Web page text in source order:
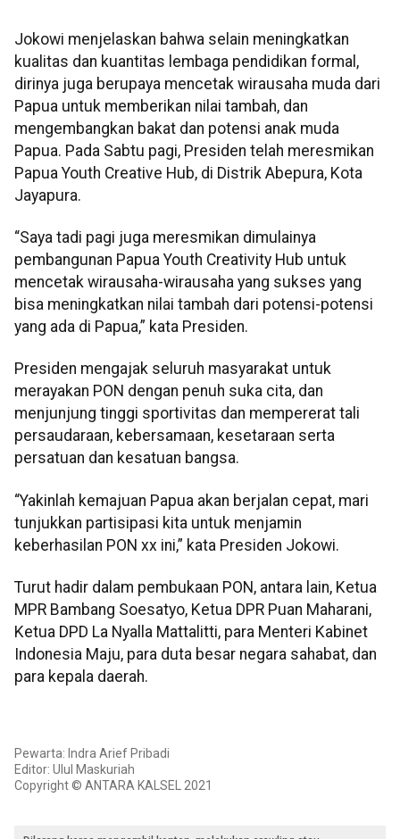
Jokowi menjelaskan bahwa selain meningkatkan
kualitas dan kuantitas lembaga pendidikan formal,
dirinya juga berupaya mencetak wirausaha muda dari
Papua untuk memberikan nilai tambah, dan
mengembangkan bakat dan potensi anak muda
Papua. Pada Sabtu pagi, Presiden telah meresmikan
Papua Youth Creative Hub, di Distrik Abepura, Kota
Jayapura.
“Saya tadi pagi juga meresmikan dimulainya
pembangunan Papua Youth Creativity Hub untuk
mencetak wirausaha-wirausaha yang sukses yang
bisa meningkatkan nilai tambah dari potensi-potensi
yang ada di Papua,” kata Presiden.
Presiden mengajak seluruh masyarakat untuk
merayakan PON dengan penuh suka cita, dan
menjunjung tinggi sportivitas dan mempererat tali
persaudaraan, kebersamaan, kesetaraan serta
persatuan dan kesatuan bangsa.
“Yakinlah kemajuan Papua akan berjalan cepat, mari
tunjukkan partisipasi kita untuk menjamin
keberhasilan PON xx ini,” kata Presiden Jokowi.
Turut hadir dalam pembukaan PON, antara lain, Ketua
MPR Bambang Soesatyo, Ketua DPR Puan Maharani,
Ketua DPD La Nyalla Mattalitti, para Menteri Kabinet
Indonesia Maju, para duta besar negara sahabat, dan
para kepala daerah.
Pewarta: Indra Arief Pribadi
Editor: Ulul Maskuriah
Copyright © ANTARA KALSEL 2021